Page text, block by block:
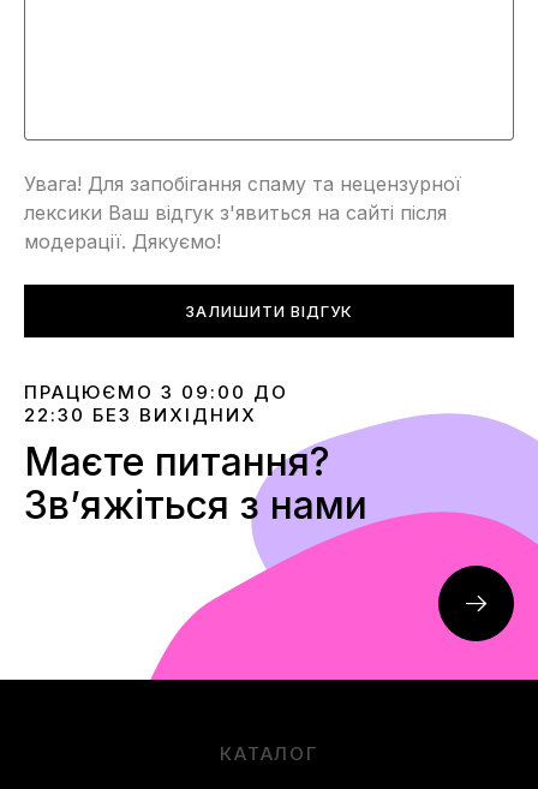
Увага! Для запобігання спаму та нецензурної
лексики Ваш відгук з'явиться на сайті після
модерації. Дякуємо!
ЗАЛИШИТИ ВІДГУК
ПРАЦЮЄМО З 09:00 ДО
22:30 БЕЗ ВИХІДНИХ
Маєте питання?
Звʼяжіться з нами
КАТАЛОГ